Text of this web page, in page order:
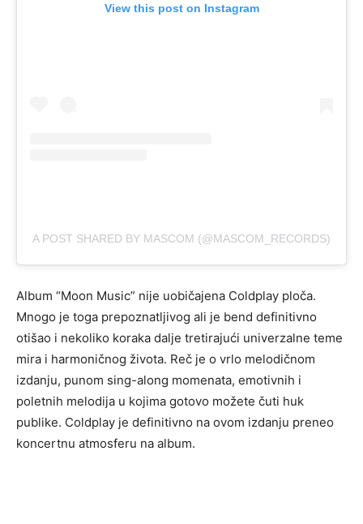
View this post on Instagram
A POST SHARED BY MASCOM (@MASCOM_RECORDS)
Album “Moon Music” nije uobičajena Coldplay ploča.
Mnogo je toga prepoznatljivog ali je bend definitivno
otišao i nekoliko koraka dalje tretirajući univerzalne teme
mira i harmoničnog života. Reč je o vrlo melodičnom
izdanju, punom sing-along momenata, emotivnih i
poletnih melodija u kojima gotovo možete čuti huk
publike. Coldplay je definitivno na ovom izdanju preneo
koncertnu atmosferu na album.